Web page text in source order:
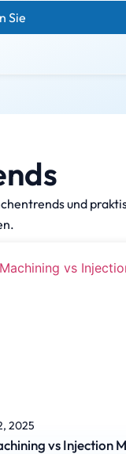
Sie
und
2025
vs Injection